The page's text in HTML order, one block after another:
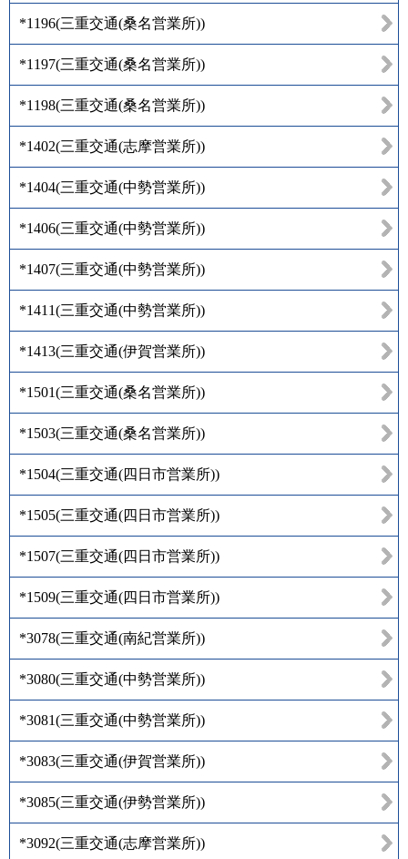
*1196(三重交通(桑名営業所))
*1197(三重交通(桑名営業所))
*1198(三重交通(桑名営業所))
*1402(三重交通(志摩営業所))
*1404(三重交通(中勢営業所))
*1406(三重交通(中勢営業所))
*1407(三重交通(中勢営業所))
*1411(三重交通(中勢営業所))
*1413(三重交通(伊賀営業所))
*1501(三重交通(桑名営業所))
*1503(三重交通(桑名営業所))
*1504(三重交通(四日市営業所))
*1505(三重交通(四日市営業所))
*1507(三重交通(四日市営業所))
*1509(三重交通(四日市営業所))
*3078(三重交通(南紀営業所))
*3080(三重交通(中勢営業所))
*3081(三重交通(中勢営業所))
*3083(三重交通(伊賀営業所))
*3085(三重交通(伊勢営業所))
*3092(三重交通(志摩営業所))